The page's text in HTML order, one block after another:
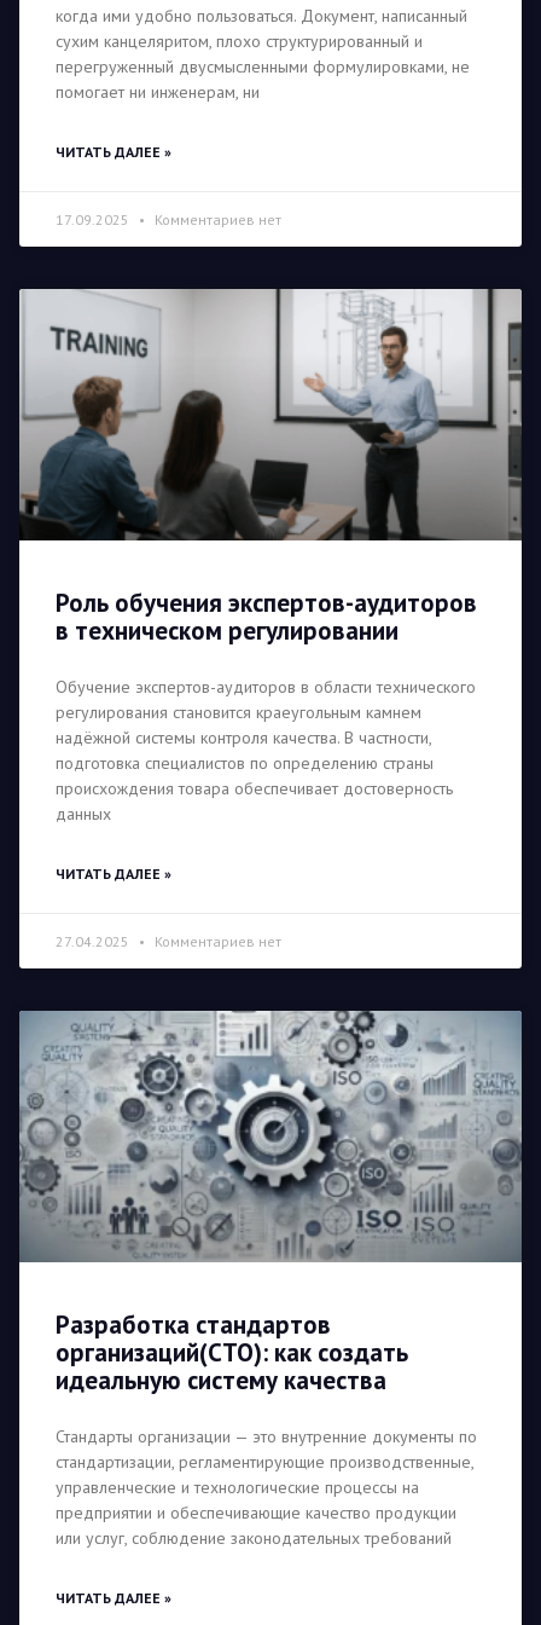
когда ими удобно пользоваться. Документ, написанный
сухим канцеляритом, плохо структурированный и
перегруженный двусмысленными формулировками, не
помогает ни инженерам, ни
ЧИТАТЬ ДАЛЕЕ »
17.09.2025 Комментариев нет
Роль обучения экспертов-аудиторов
в техническом регулировании
Обучение экспертов-аудиторов в области технического
регулирования становится краеугольным камнем
надёжной системы контроля качества. В частности,
подготовка специалистов по определению страны
происхождения товара обеспечивает достоверность
данных
ЧИТАТЬ ДАЛЕЕ »
27.04.2025 Комментариев нет
Разработка стандартов
организаций(СТО): как создать
идеальную систему качества
Стандарты организации — это внутренние документы по
стандартизации, регламентирующие производственные,
управленческие и технологические процессы на
предприятии и обеспечивающие качество продукции
или услуг, соблюдение законодательных требований
ЧИТАТЬ ДАЛЕЕ »